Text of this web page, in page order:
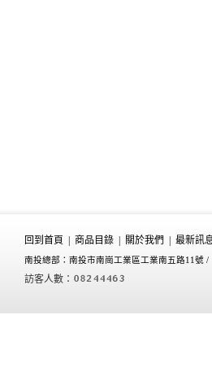
回到首頁 商品目錄 關於我們 最新訊
南投總部：南投市南崗工業區工業南五路11號 /
訪客人數：